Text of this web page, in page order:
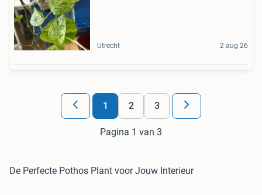
Utrecht 2 aug 26
1 2 3
Pagina 1 van 3
De Perfecte Pothos Plant voor Jouw Interieur